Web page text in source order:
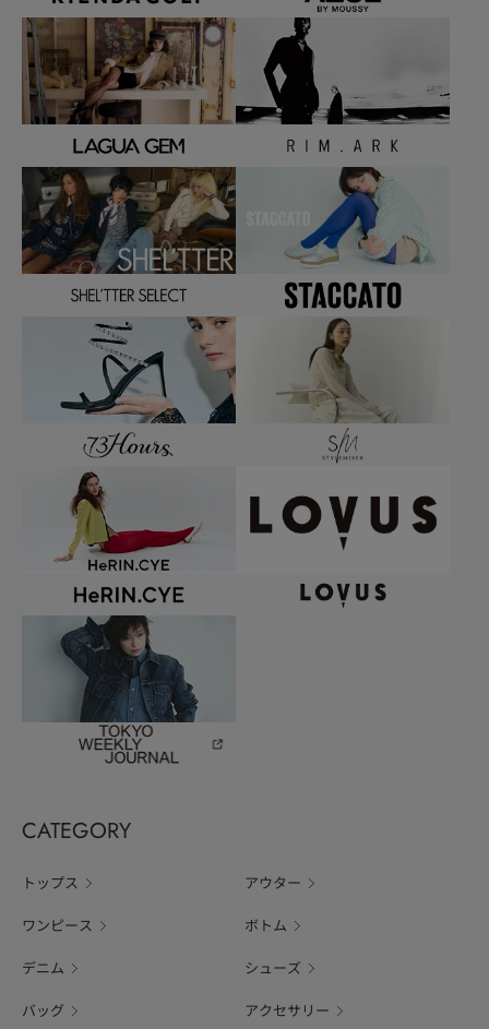
CATEGORY
トップス アウター
ワンピース ボトム
デニム シューズ
バッグ アクセサリー